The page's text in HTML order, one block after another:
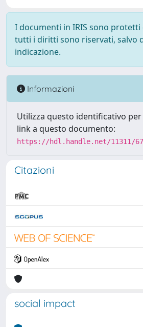
I documenti in IRIS sono
tutti i diritti sono riservati, salvo
indicazione.
Informazioni
Utilizza questo identificativo
link a questo documento:
https://hdl.handle.net/11311/
Citazioni
social impact